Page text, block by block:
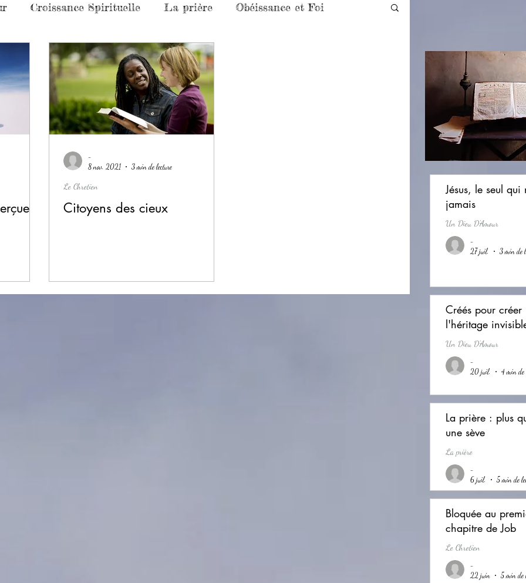
Croissance Spirituelle La prière Obéissance et Foi
à l'Œuvre de Dieu La Parole
maman Croissance Spirituelle
Citoyens des cieux
Le Chretien
-
8 nov. 2021
3 min de lecture
Jésus, le seul
jamais
Un Dieu D'Amour
-
27 juil.
3 min de
Créés pour créer
l'héritage
Un Dieu D'Amour
-
20 juil.
4 min de
La prière : plus
une sève
La prière
-
6 juil.
5 min de
Bloquée au
chapitre de Job
Le Chretien
-
22 juin
5 min de